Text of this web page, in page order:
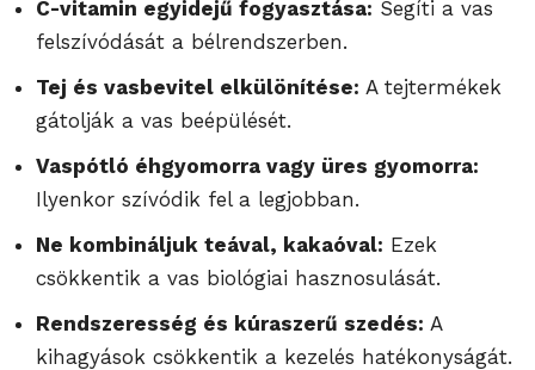
C-vitamin egyidejű fogyasztása: Segíti a vas
felszívódását a bélrendszerben.
Tej és vasbevitel elkülönítése: A tejtermékek
gátolják a vas beépülését.
Vaspótló éhgyomorra vagy üres gyomorra:
Ilyenkor szívódik fel a legjobban.
Ne kombináljuk teával, kakaóval: Ezek
csökkentik a vas biológiai hasznosulását.
Rendszeresség és kúraszerű szedés: A
kihagyások csökkentik a kezelés hatékonyságát.